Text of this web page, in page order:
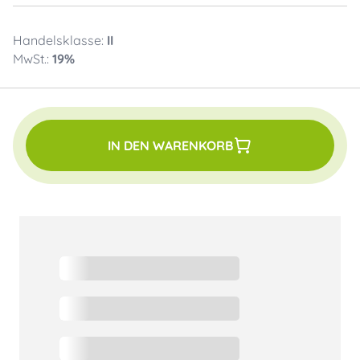
Handelsklasse: II
MwSt.: 19%
IN DEN WARENKORB